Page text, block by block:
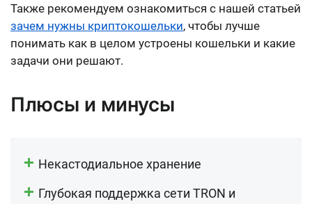
Также рекомендуем ознакомиться с нашей статьей
зачем нужны криптокошельки, чтобы лучше
понимать как в целом устроены кошельки и какие
задачи они решают.
Плюсы и минусы
Некастодиальное хранение
Глубокая поддержка сети TRON и